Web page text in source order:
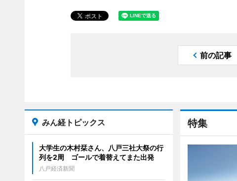
前の記事
特集
みん経トピックス
大学生の木村栞さん、八戸三社大祭の行
列を2周 ゴールで着替えてまた出発
八戸経済新聞